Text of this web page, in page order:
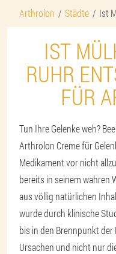
Arthrolon Städte Ist
IST
RUHR
FÜR
Tun Ihre Gelenke weh?
Arthrolon Creme für
Medikament vor nicht
bereits in seinem wahren
aus völlig natürlichen
wurde durch klinische
bis in den Brennpunkt
Ursachen und nicht nur